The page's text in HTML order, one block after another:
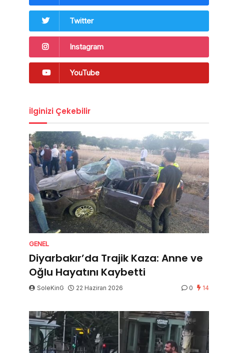
Twitter
Instagram
YouTube
İlginizi Çekebilir
GENEL
Diyarbakır’da Trajik Kaza: Anne ve
Oğlu Hayatını Kaybetti
SoleKinG 22 Haziran 2026 0 14